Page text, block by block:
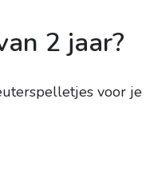
2 jaar?
voor je